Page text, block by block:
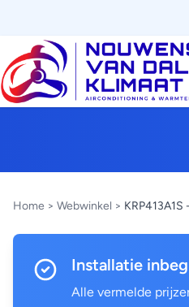
Home > Webwinkel >
Installatie
Alle vermelde